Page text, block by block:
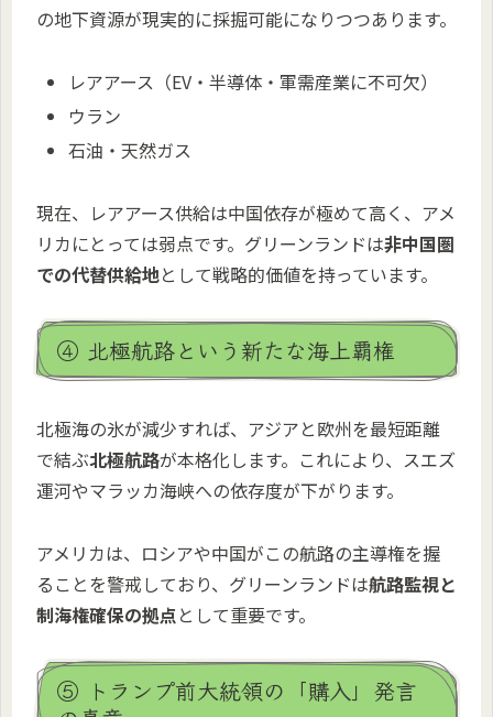
の地下資源が現実的に採掘可能になりつつあります。
レアアース（EV・半導体・軍需産業に不可欠）
ウラン
石油・天然ガス
現在、レアアース供給は中国依存が極めて高く、アメ
リカにとっては弱点です。グリーンランドは非中国圏
での代替供給地として戦略的価値を持っています。
④ 北極航路という新たな海上覇権
北極海の氷が減少すれば、アジアと欧州を最短距離
で結ぶ北極航路が本格化します。これにより、スエズ
運河やマラッカ海峡への依存度が下がります。
アメリカは、ロシアや中国がこの航路の主導権を握
ることを警戒しており、グリーンランドは航路監視と
制海権確保の拠点として重要です。
⑤ トランプ前大統領の「購入」発言